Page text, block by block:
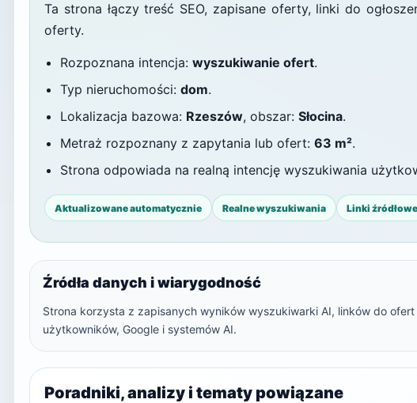
Ta strona łączy treść SEO, zapisane oferty, linki do
oferty.
Rozpoznana intencja: wyszukiwanie ofert.
Typ nieruchomości: dom.
Lokalizacja bazowa: Rzeszów, obszar: Słocina.
Metraż rozpoznany z zapytania lub ofert: 63 m².
Strona odpowiada na realną intencję wyszukiwania
Aktualizowane automatycznie Realne wyszukiwania Linki źródłowe
Źródła danych i wiarygodność
Strona korzysta z zapisanych wyników wyszukiwarki AI, linków do
użytkowników, Google i systemów AI.
Poradniki, analizy i tematy powiązane